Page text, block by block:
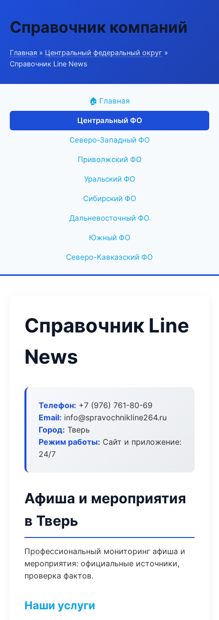
Справочник компаний
Главная » Центральный федеральный округ »
Справочник Line News
🏠 Главная
Центральный ФО
Северо-Западный ФО
Приволжский ФО
Уральский ФО
Сибирский ФО
Дальневосточный ФО
Южный ФО
Северо-Кавказский ФО
Справочник Line
News
Телефон: +7 (976) 761-80-69
Email: info@spravochnikline264.ru
Город: Тверь
Режим работы: Сайт и приложение:
24/7
Афиша и мероприятия
в Тверь
Профессиональный мониторинг афиша и
мероприятия: официальные источники,
проверка фактов.
Наши услуги